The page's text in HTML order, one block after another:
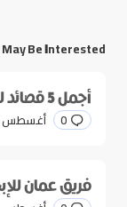
May Be Interested
أجمل 5 قصائد للشاعر الفلسطيني محمود درويش !
0 أغسطس 1, 2014
فريق عمان